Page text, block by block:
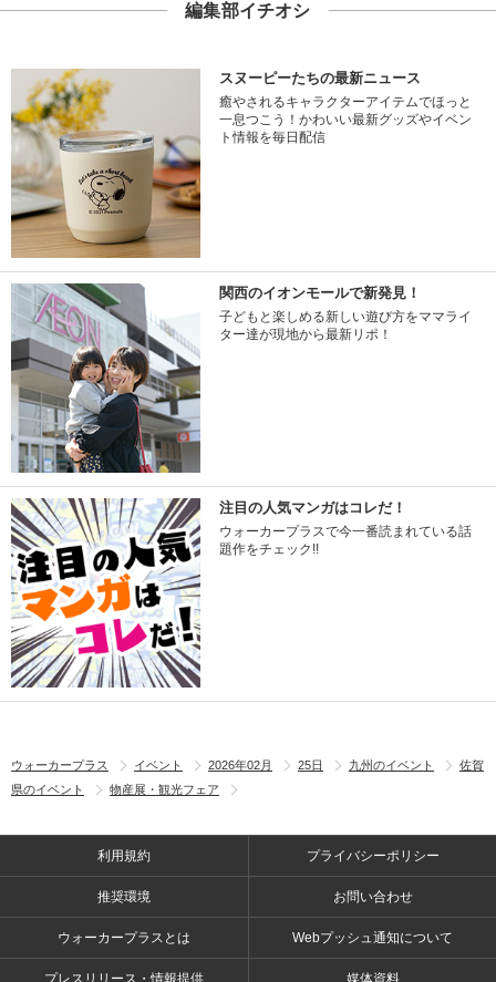
編集部イチオシ
スヌーピーたちの最新ニュース
癒やされるキャラクターアイテムでほっと
一息つこう！かわいい最新グッズやイベン
ト情報を毎日配信
関西のイオンモールで新発見！
子どもと楽しめる新しい遊び方をママライ
ター達が現地から最新リポ！
注目の人気マンガはコレだ！
ウォーカープラスで今一番読まれている話
題作をチェック!!
ウォーカープラス イベント 2026年02月 25日 九州のイベント
佐賀
県のイベント
物産展・観光フェア
利用規約 プライバシーポリシー
推奨環境 お問い合わせ
ウォーカープラスとは Webプッシュ通知について